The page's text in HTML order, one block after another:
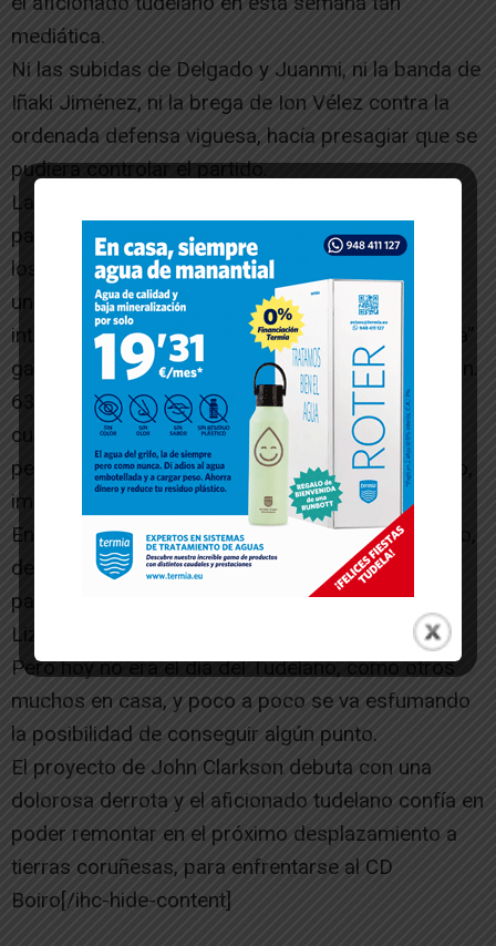
mediática.
Ni las subidas de Delgado y Juanmi, ni la banda de
Iñaki Jiménez, ni la brega de Ion Vélez contra la
ordenada defensa viguesa, hacía presagiar que se
pudiera controlar el partido.
La salida de vestuarios después del descanso
parece que aporta algo de luz pero se disipa en
los primeros minutos. Valencia opta por retirar a
un Ion Vélez sin suerte en el ataque blanco e
introduce a Oscar Vega para intentar abrir la “lata”
gallega. Pero no es hasta el siguiente cambio (min.
63’), con la salida del combativo Javi cabezas
cuando se generan ocasiones con algo más de
peligro, pero la mala suerte y un acertado Alberto,
impiden que se mueva el marcador.
En el minuto 72’ el hoy primer entrenador oficioso,
decide defender de tres y retira a Álvaro Corral
para darle más ataque al equipo con Pablo
Lizarraga.
Pero hoy no era el día del Tudelano, como otros
muchos en casa, y poco a poco se va esfumando
la posibilidad de conseguir algún punto.
El proyecto de John Clarkson debuta con una
dolorosa derrota y el aficionado tudelano confía en
poder remontar en el próximo desplazamiento a
tierras coruñesas, para enfrentarse al CD
Boiro[/ihc-hide-content]